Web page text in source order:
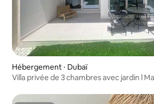
Hébergement ⋅ Dubaï
Villa privée de 3 chambres avec jardin l